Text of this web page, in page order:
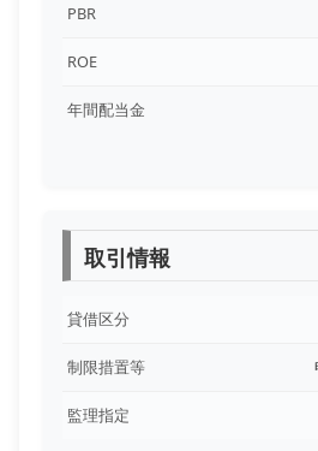
PBR
ROE
年間配当金
取引情報
貸借区分
制限措置等
監理指定